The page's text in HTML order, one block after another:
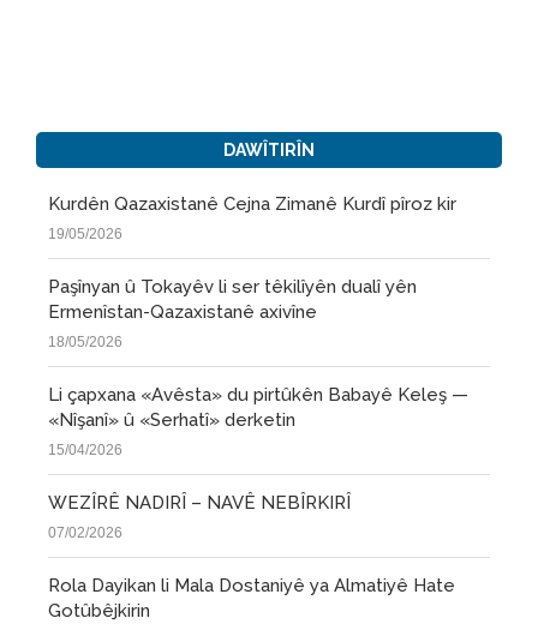
DAWÎTIRÎN
Kurdên Qazaxistanê Cejna Zimanê Kurdî pîroz kir
19/05/2026
Paşînyan û Tokayêv li ser têkilîyên dualî yên
Ermenîstan-Qazaxistanê axivîne
18/05/2026
Li çapxana «Avêsta» du pirtûkên Babayê Keleş —
«Nîşanî» û «Serhatî» derketin
15/04/2026
WEZÎRÊ NADIRÎ – NAVÊ NEBÎRKIRÎ
07/02/2026
Rola Dayikan li Mala Dostaniyê ya Almatiyê Hate
Gotûbêjkirin